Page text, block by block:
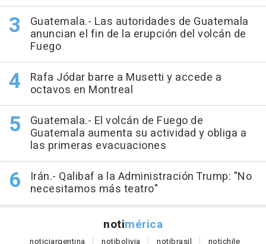
Guatemala.- Las autoridades de Guatemala
anuncian el fin de la erupción del volcán de
Fuego
Rafa Jódar barre a Musetti y accede a
octavos en Montreal
Guatemala.- El volcán de Fuego de
Guatemala aumenta su actividad y obliga a
las primeras evacuaciones
Irán.- Qalibaf a la Administración Trump: "No
necesitamos más teatro"
notimérica
noticiargentina notibolivia notibrasil notichile